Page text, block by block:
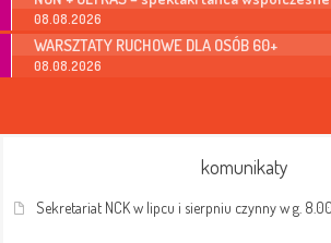
08.08.2026
WARSZTATY RUCHOWE DLA OSÓB 60+
08.08.2026
komunikaty
Sekretariat NCK w lipcu i sierpniu czynny w g.